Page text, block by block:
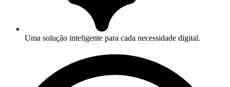
Uma solução inteligente para cada necessidade digital.